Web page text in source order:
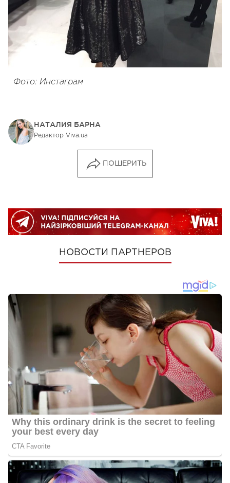
Фото: Инстаграм
НАТАЛИЯ БАРНА
Редактор Viva.ua
ПОШЕРИТЬ
НОВОСТИ ПАРТНЕРОВ